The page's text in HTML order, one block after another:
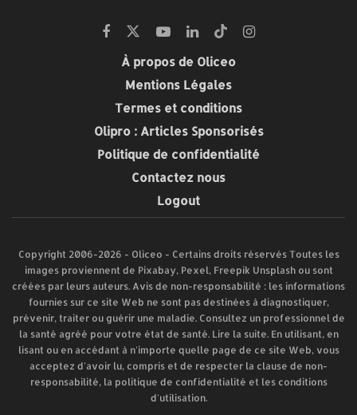
À propos de Oliceo
Mentions Légales
Termes et conditions
Olipro : Articles Sponsorisés
Politique de confidentialité
Contactez nous
Logout
Copyright 2006-2026 - Oliceo - Certains droits réservés Toutes les
images proviennent de Pixabay, Pexel, Freepik Unsplash ou sont
créées par leurs auteurs. Avis de non-responsabilité : les informations
fournies sur ce site Web ne sont pas destinées à diagnostiquer,
prévenir, traiter ou guérir une maladie. Consultez un professionnel de
la santé agréé pour votre état de santé. Lire la suite. En utilisant, en
lisant ou en accédant à n'importe quelle page de ce site Web, vous
acceptez d'avoir lu, compris et de respecter la clause de non-
responsabilité, la politique de confidentialité et les conditions
d'utilisation.​